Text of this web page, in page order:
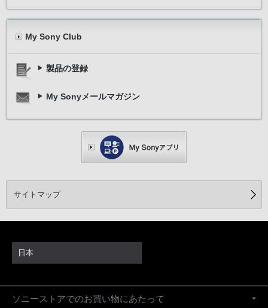
My Sony Club
製品の登録
My Sonyメールマガジン
サイトマップ
日本
ソニーストアでのお買い物にあたって